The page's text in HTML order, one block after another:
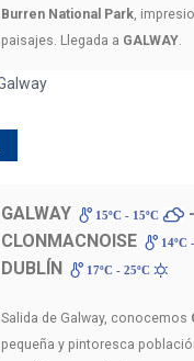
Burren National Park ,
paisajes. Llegada a GALWAY
GALWAY 15ºC - 15ºC
-
CLONMACNOISE
14ºC
DUBLÍN
17ºC - 25ºC
Salida de Galway, conocemos
pequeña y pintoresca